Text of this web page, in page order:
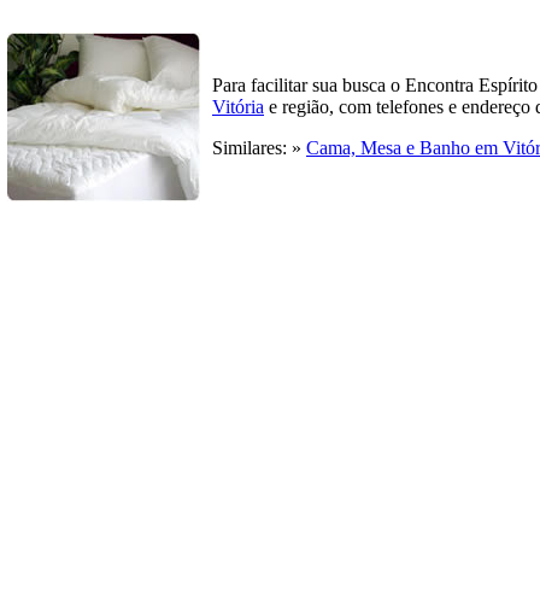
Para facilitar sua busca o Encontra
Vitória e região, com telefones e endereço
Similares: » Cama, Mesa e Banho em